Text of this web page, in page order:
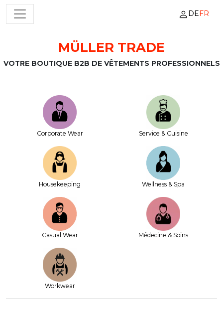
Passer au contenu
NAVIGATION PRINCIPALE DEFR
MÜLLER TRADE
VOTRE BOUTIQUE B2B DE VÊTEMENTS PROFESSIONNELS
Corporate Wear Service & Cuisine
House­keeping Wellness & Spa
Casual Wear Médecine & Soins
Workwear